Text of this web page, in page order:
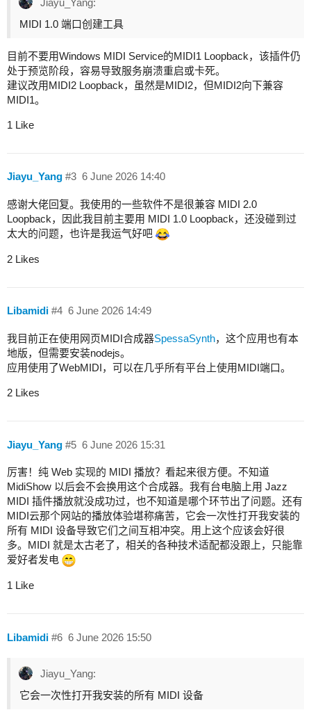
MIDI 1.0 端口创建工具
目前不要用Windows MIDI Service的MIDI1 Loopback，该插件仍
处于预览阶段，容易导致服务崩溃重启或卡死。
建议改用MIDI2 Loopback，虽然是MIDI2，但MIDI2向下兼容
MIDI1。
1 Like
Jiayu_Yang 6 June 2026 14:40
#3
感谢大佬回复。我使用的一些软件不是很兼容 MIDI 2.0
Loopback，因此我目前主要用 MIDI 1.0 Loopback，还没碰到过
太大的问题，也许是我运气好吧
2 Likes
Libamidi 6 June 2026 14:49
#4
我目前正在使用网页MIDI合成器SpessaSynth，这个应用也有本
地版，但需要安装nodejs。
应用使用了WebMIDI，可以在几乎所有平台上使用MIDI端口。
2 Likes
Jiayu_Yang 6 June 2026 15:31
#5
厉害！纯 Web 实现的 MIDI 播放？看起来很方便。不知道
MidiShow 以后会不会换用这个合成器。我有台电脑上用 Jazz
MIDI 插件播放就没成功过，也不知道是哪个环节出了问题。还有
MIDI云那个网站的播放体验堪称痛苦，它会一次性打开我安装的
所有 MIDI 设备导致它们之间互相冲突。用上这个应该会好很
多。MIDI 就是太古老了，相关的各种技术适配都没跟上，只能靠
爱好者发电
1 Like
Libamidi 6 June 2026 15:50
#6
Jiayu_Yang:
它会一次性打开我安装的所有 MIDI 设备